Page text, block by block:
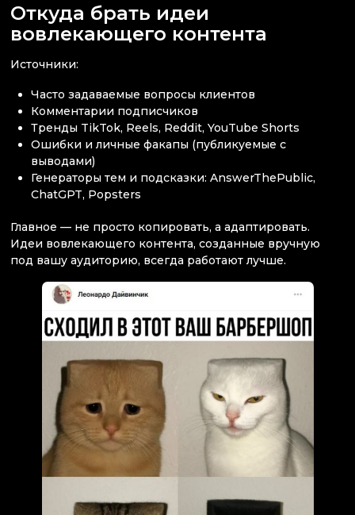
Откуда брать идеи
вовлекающего контента
Источники:
Часто задаваемые вопросы клиентов
Комментарии подписчиков
Тренды TikTok, Reels, Reddit, YouTube Shorts
Ошибки и личные факапы (публикуемые с
выводами)
Генераторы тем и подсказки: AnswerThePublic,
ChatGPT, Popsters
Главное — не просто копировать, а адаптировать.
Идеи вовлекающего контента, созданные вручную
под вашу аудиторию, всегда работают лучше.